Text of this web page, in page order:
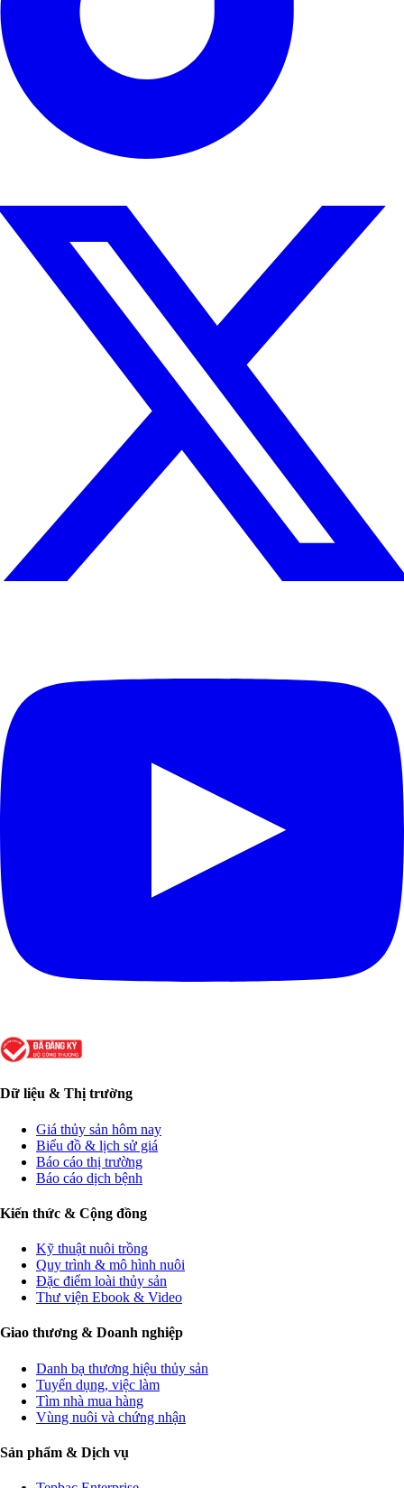
Dữ liệu & Thị trường
Giá thủy sản hôm nay
Biểu đồ & lịch sử giá
Báo cáo thị trường
Báo cáo dịch bệnh
Kiến thức & Cộng đồng
Kỹ thuật nuôi trồng
Quy trình & mô hình nuôi
Đặc điểm loài thủy sản
Thư viện Ebook & Video
Giao thương & Doanh nghiệp
Danh bạ thương hiệu thủy sản
Tuyển dụng, việc làm
Tìm nhà mua hàng
Vùng nuôi và chứng nhận
Sản phẩm & Dịch vụ